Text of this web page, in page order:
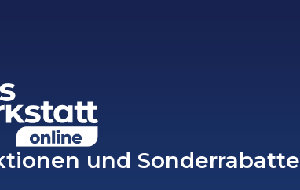
und Sonderrabatte